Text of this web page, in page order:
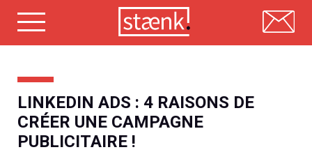
LINKEDIN ADS : 4 RAISONS DE
CRÉER UNE CAMPAGNE
PUBLICITAIRE !